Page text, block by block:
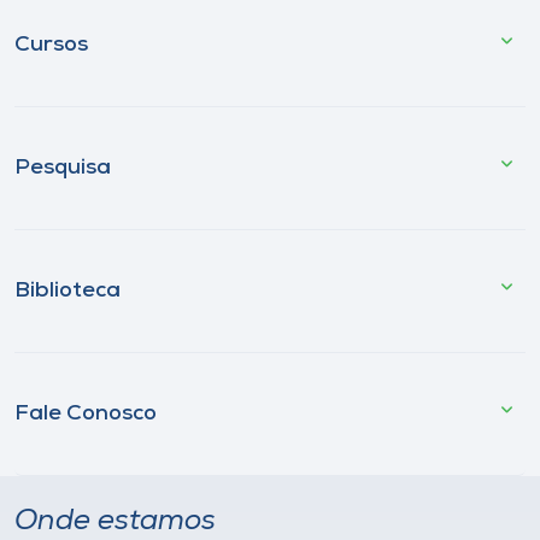
Cursos
Pesquisa
Biblioteca
Fale Conosco
Onde estamos